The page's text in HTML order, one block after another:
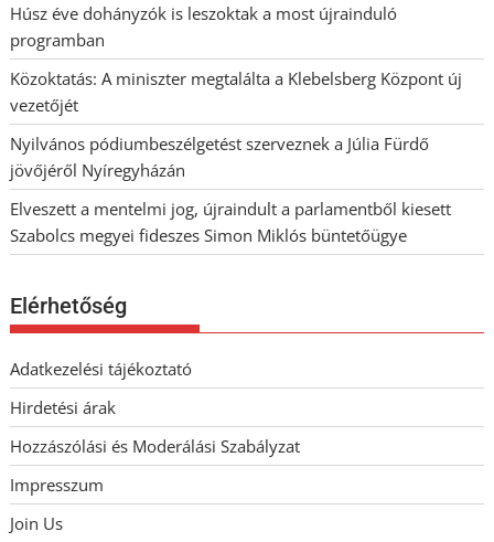
Húsz éve dohányzók is leszoktak a most újrainduló
programban
Közoktatás: A miniszter megtalálta a Klebelsberg Központ új
vezetőjét
Nyilvános pódiumbeszélgetést szerveznek a Júlia Fürdő
jövőjéről Nyíregyházán
Elveszett a mentelmi jog, újraindult a parlamentből kiesett
Szabolcs megyei fideszes Simon Miklós büntetőügye
Elérhetőség
Adatkezelési tájékoztató
Hirdetési árak
Hozzászólási és Moderálási Szabályzat
Impresszum
Join Us